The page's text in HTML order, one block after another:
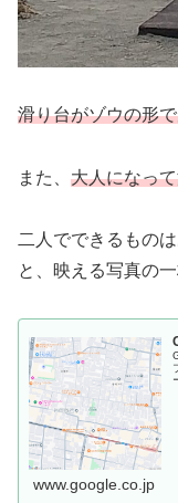
滑り台がゾウの形
また、 大人になっ
二人でできるもの
と、映える写真の
www.google.co.jp